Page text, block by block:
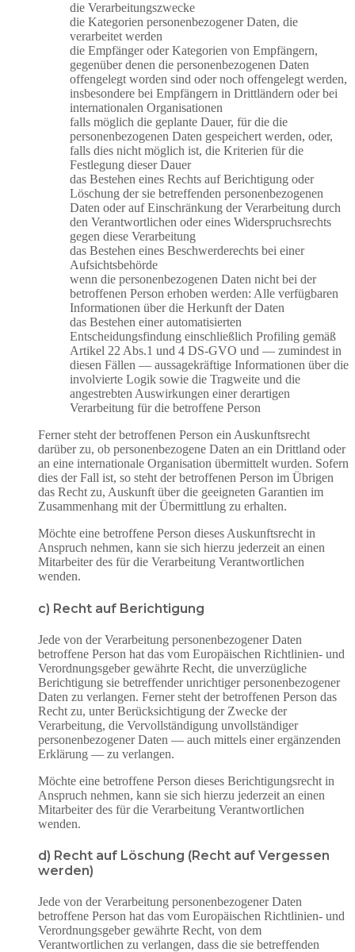
die Verarbeitungszwecke
die Kategorien personenbezogener Daten, die
verarbeitet werden
die Empfänger oder Kategorien von Empfängern,
gegenüber denen die personenbezogenen Daten
offengelegt worden sind oder noch offengelegt werden,
insbesondere bei Empfängern in Drittländern oder bei
internationalen Organisationen
falls möglich die geplante Dauer, für die die
personenbezogenen Daten gespeichert werden, oder,
falls dies nicht möglich ist, die Kriterien für die
Festlegung dieser Dauer
das Bestehen eines Rechts auf Berichtigung oder
Löschung der sie betreffenden personenbezogenen
Daten oder auf Einschränkung der Verarbeitung durch
den Verantwortlichen oder eines Widerspruchsrechts
gegen diese Verarbeitung
das Bestehen eines Beschwerderechts bei einer
Aufsichtsbehörde
wenn die personenbezogenen Daten nicht bei der
betroffenen Person erhoben werden: Alle verfügbaren
Informationen über die Herkunft der Daten
das Bestehen einer automatisierten
Entscheidungsfindung einschließlich Profiling gemäß
Artikel 22 Abs.1 und 4 DS-GVO und — zumindest in
diesen Fällen — aussagekräftige Informationen über die
involvierte Logik sowie die Tragweite und die
angestrebten Auswirkungen einer derartigen
Verarbeitung für die betroffene Person
Ferner steht der betroffenen Person ein Auskunftsrecht
darüber zu, ob personenbezogene Daten an ein Drittland oder
an eine internationale Organisation übermittelt wurden. Sofern
dies der Fall ist, so steht der betroffenen Person im Übrigen
das Recht zu, Auskunft über die geeigneten Garantien im
Zusammenhang mit der Übermittlung zu erhalten.
Möchte eine betroffene Person dieses Auskunftsrecht in
Anspruch nehmen, kann sie sich hierzu jederzeit an einen
Mitarbeiter des für die Verarbeitung Verantwortlichen
wenden.
c) Recht auf Berichtigung
Jede von der Verarbeitung personenbezogener Daten
betroffene Person hat das vom Europäischen Richtlinien- und
Verordnungsgeber gewährte Recht, die unverzügliche
Berichtigung sie betreffender unrichtiger personenbezogener
Daten zu verlangen. Ferner steht der betroffenen Person das
Recht zu, unter Berücksichtigung der Zwecke der
Verarbeitung, die Vervollständigung unvollständiger
personenbezogener Daten — auch mittels einer ergänzenden
Erklärung — zu verlangen.
Möchte eine betroffene Person dieses Berichtigungsrecht in
Anspruch nehmen, kann sie sich hierzu jederzeit an einen
Mitarbeiter des für die Verarbeitung Verantwortlichen
wenden.
d) Recht auf Löschung (Recht auf Vergessen
werden)
Jede von der Verarbeitung personenbezogener Daten
betroffene Person hat das vom Europäischen Richtlinien- und
Verordnungsgeber gewährte Recht, von dem
Verantwortlichen zu verlangen, dass die sie betreffenden